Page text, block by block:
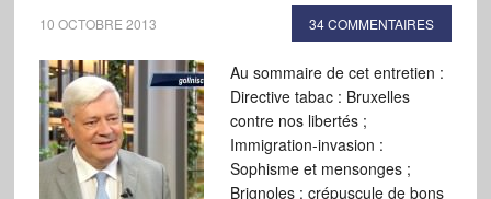
10 OCTOBRE 2013 34 COMMENTAIRES
Au sommaire de cet entretien :
Directive tabac : Bruxelles
contre nos libertés ;
Immigration-invasion :
Sophisme et mensonges ;
Brignoles : crépuscule de bons